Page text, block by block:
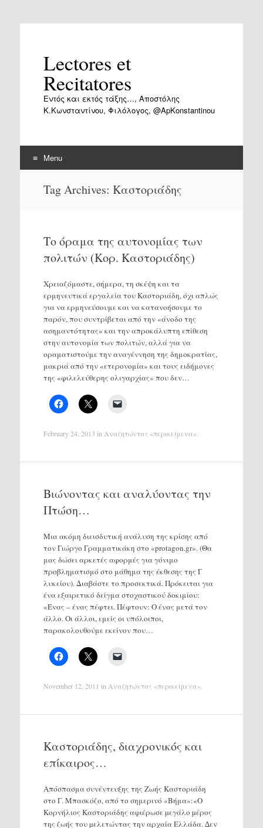
Lectores et
Recitatores
Εντός και εκτός τάξης…, Αποστόλης
Κ.Κωνσταντίνου, Φιλόλογος, @ApKonstantinou
Menu
Tag Archives: Καστοριάδης
Το όραμα της αυτονομίας των
πολιτών (Κορ. Καστοριάδης)
Χρειαζόμαστε, σήμερα, τη σκέψη και τα
ερμηνευτικά εργαλεία του Καστοριάδη, όχι απλώς
για να ερμηνεύσουμε και να κατανοήσουμε το
παρόν, που συντρίβεται από την «άνοδο της
ασημαντότητας» και την απροκάλυπτη επίθεση
στην αυτονομία των πολιτών, αλλά για να
οραματιστούμε την αναγέννηση της δημοκρατίας,
μακριά από την «ετερονομία» και τους ειδήμονες
της «φιλελεύθερης ολιγαρχίας» που δεν…
February 24, 2013 in Αναζητώντας «περικείμενα»
Βιώνοντας και αναλύοντας την
Πτώση…
Μια ακόμη διεισδυτική ανάλυση της κρίσης από
τον Γιώργο Γραμματικάκη στο «protagon.gr». (Θα
μας δώσει αρκετές αφορμές για γόνιμο
προβληματισμό στο μάθημα της έκθεσης της Γ
λυκείου). Διαβάστε το προσεκτικά. Πρόκειται για
ένα εξαιρετικό δείγμα στοχαστικού δοκιμίου:
«Ένας – ένας πέφτει. Πέφτουν: Ο ένας μετά τον
άλλο. Οι άλλοι, εμείς οι υπόλοιποι,
παρακολουθούμε εκείνον που…
November 12, 2011 in Αναζητώντας «περικείμενα»
Καστοριάδης, διαχρονικός και
επίκαιρος…
Απόσπασμα συνέντευξης της Ζωής Καστοριάδη
στο Γ. Μπασκόζο, από το σημερινό «Βήμα»:«Ο
Κορνήλιος Καστοριάδης αφιέρωσε µεγάλο µέρος
της ζωής του µελετώντας την αρχαία Ελλάδα. ∆εν